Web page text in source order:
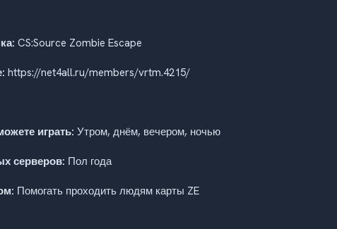
CS:Source Zombie Escape
https://net4all.ru/members/vrtm.4215/
играть: Утром, днём, вечером, ночью
серверов: Пол года
Помогать проходить людям карты ZE